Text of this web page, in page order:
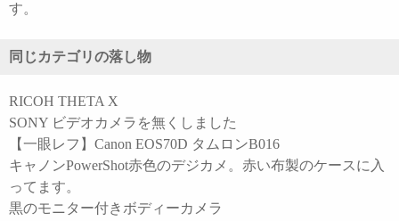
す。
同じカテゴリの落し物
RICOH THETA X
SONY ビデオカメラを無くしました
【一眼レフ】Canon EOS70D タムロンB016
キャノンPowerShot赤色のデジカメ。赤い布製のケースに入
ってます。
黒のモニター付きボディーカメラ